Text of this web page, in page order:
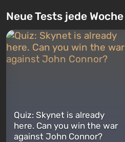
Neue Tests jede Woche
Quiz: Skynet is already
here. Can you win the war
against John Connor?